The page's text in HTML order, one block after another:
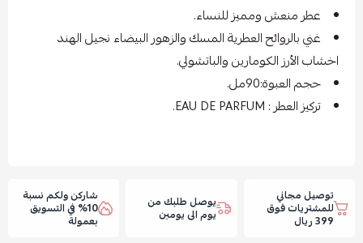
عطر منعش ومميز للنساء.
غني بالروائح العطرية المسك والزهور البيضاء نجيل الهند
اخشاب الأرز الكومارين والباتشولي.
حجم العبوة:90مل.
تركيز العطر : EAU DE PARFUM.
توصيل مجاني
للمشتريات فوق
399 ريال
يوصل طلبك من
يوم الى يومين
شاركن ولكم نسبة
10% في التسويق
بعمولة